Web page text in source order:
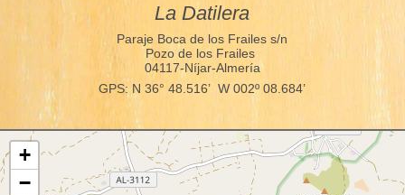
La Datilera
Paraje Boca de los Frailes s/n
Pozo de los Frailes
04117-Níjar-Almería
GPS: N 36° 48.516’ W 002º 08.684’
+
−